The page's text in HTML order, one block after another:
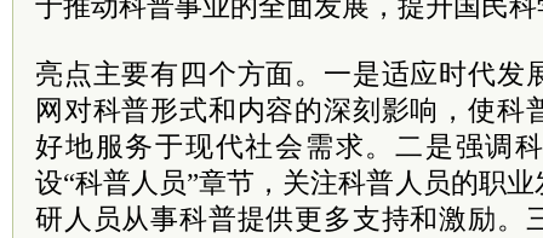
亮点主要有四个方面。一是适应时代发
网对科普形式和内容的深刻影响，使科
好地服务于现代社会需求。二是强调
设“科普人员”章节，关注科普人员的职
研人员从事科普提供更多支持和激励。